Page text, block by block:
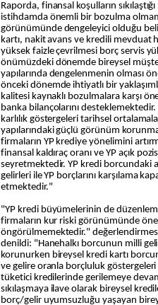
Raporda, finansal koşulların
istihdamda önemli bir bozulma
görünümünde dengeleyici olduğu
kartı, nakit avans ve kredili mevduat
yüksek faizle çevrilmesi borç servis
önümüzdeki dönemde bireysel
yapılarında dengelenmenin olması
önceki dönemde ihtiyatlı bir
kalitesi kaynaklı bozulmalara karşı
banka bilançolarını
karlılık göstergeleri tarihsel
yapılarındaki güçlü görünüm
firmaların YP krediye yönelimini
finansal kaldıraç oranı ve YP açık
seyretmektedir. YP kredi borcundaki
gelirleri ile YP borçlarını karşılama
etmektedir."
"YP kredi büyümelerinin de
firmaların kur riski görünümünde
öngörülmemektedir."
denildi: "Hanehalkı borcunun milli
korunurken bireysel kredi kartı
ve gelire oranla borçluluk
tüketici kredilerinde gerilemeye
sıkılaşmaya ilave olarak bireysel
borç/gelir uyumsuzluğu yaşayan